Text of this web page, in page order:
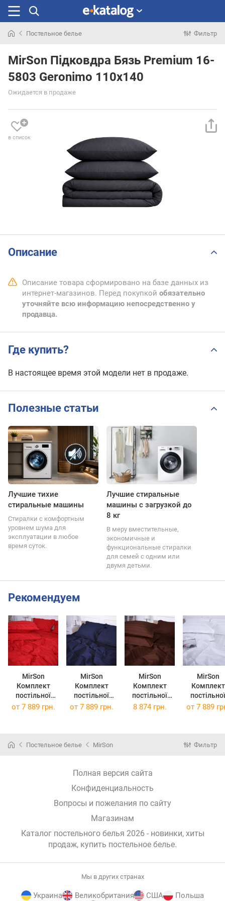
раньше
Постельное белье Фильтр
MirSon Підковдра Бязь Premium 16-
5803 Geronimo 110х140
Ожидается в продаже
в список
Описание
Описание товара сформировано на базе данных из
интернет-магазинов. Перед покупкой обязательно
уточняйте всю информацию непосредственно у
продавца.
Где купить?
В настоящее время этой модели нет в продаже.
Полезные статьи
Лучшие тихие
стиральные машины
Стиралки с комфортным
уровнем шума для
эксплуатации в любое
время суток.
Лучшие стиральные
машины с загрузкой до
8 кг
В меру вместительные,
экономичные и
функциональные стиралки
для семей с одним или
двумя детьми.
Рекомендуем
MirSon
Комплект
постільної
білизни Satin
MirSon
Комплект
постільної
білизни Satin
MirSon
Комплект
постільної
білизни Сатин
MirSon
Комплект
постільної
білизни Satin
от 7 889 грн. от 7 889 грн. 8 874 грн. от 7 889
Постельное белье MirSon Фильтр
Полная версия сайта
Конфиденциальность
Вопросы и пожелания по сайту
Магазинам
Каталог постельного белья 2026 - новинки, хиты
продаж, купить постельное белье.
Мы в других странах
Украина Великобритания США Польша